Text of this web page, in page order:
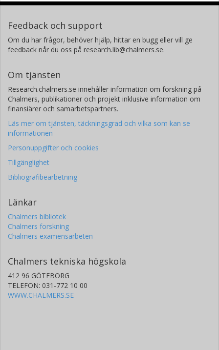
Feedback och support
Om du har frågor, behöver hjälp, hittar en bugg eller vill ge
feedback når du oss på research.lib@chalmers.se.
Om tjänsten
Research.chalmers.se innehåller information om forskning på
Chalmers, publikationer och projekt inklusive information om
finansiärer och samarbetspartners.
Läs mer om tjänsten, täckningsgrad och vilka som kan se
informationen
Personuppgifter och cookies
Tillgänglighet
Bibliografibearbetning
Länkar
Chalmers bibliotek
Chalmers forskning
Chalmers examensarbeten
Chalmers tekniska högskola
412 96 GÖTEBORG
TELEFON: 031-772 10 00
WWW.CHALMERS.SE